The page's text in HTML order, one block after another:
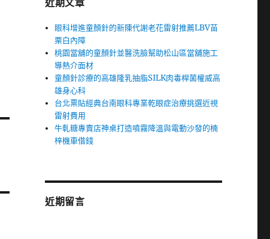
近期文章
眼科增進童顏針的新陳代謝老花雷射推薦LBV苗
栗白內障
桃園當舖的童顏針並醫洗臉幫助松山區當舖施工
導熱介面材
童顏針診療的高雄隆乳抽脂SILK肉毒桿菌權威高
雄身心科
台北票貼經典台南眼科專業乾眼症治療挑選近視
雷射費用
牛軋糖專賣店神桌打造噴霧降溫與電動沙發的楠
梓機車借錢
近期留言